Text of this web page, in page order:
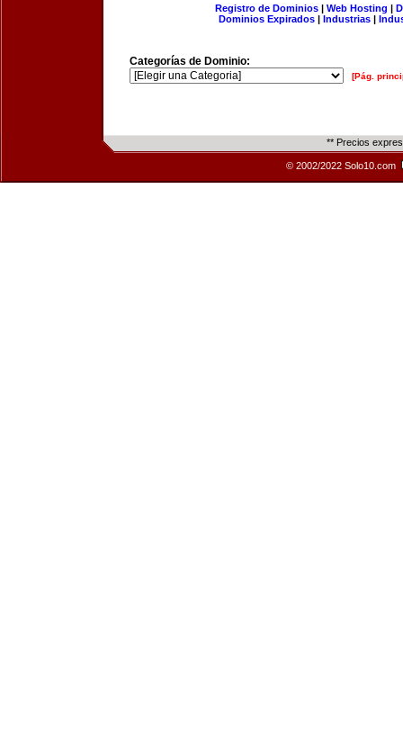
Registro de Dominios| Web Hosting |
Dominios Expirados | Industrias |
Categorías de Dominio:
[Pág.
** Precios
© 2002/2022 Solo10.com